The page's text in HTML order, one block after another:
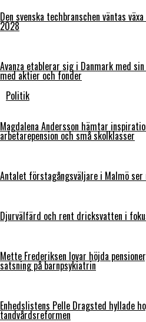
Den svenska techbranschen väntas
2028
Avanza etablerar sig i Danmark med
med aktier och fonder
Politik
Magdalena Andersson hämtar
arbetarepension och små skolklasser
Antalet förstagångsväljare i Malmö
Djurvälfärd och rent dricksvatten i
Mette Frederiksen lovar höjda
satsning på barnpsykiatrin
Enhedslistens Pelle Dragsted hyllade
tandvårdsreformen